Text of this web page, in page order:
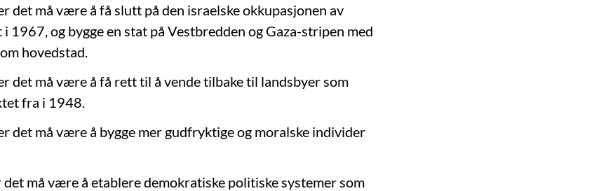
det må være å få slutt på den israelske okkupasjonen av
1967, og bygge en stat på Vestbredden og Gaza-stripen med
hovedstad.
det må være å få rett til å vende tilbake til landsbyer som
fra i 1948.
det må være å bygge mer gudfryktige og moralske individer
må være å etablere demokratiske politiske systemer som